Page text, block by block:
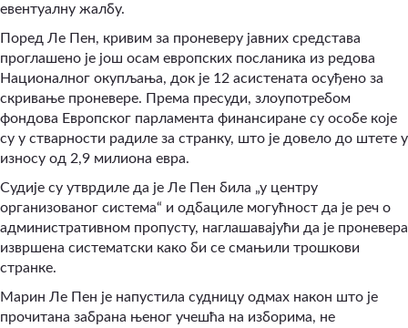
евентуалну жалбу.
Поред Ле Пен, кривим за проневеру јавних средстава
проглашено је још осам европских посланика из редова
Националног окупљања, док је 12 асистената осуђено за
скривање проневере. Према пресуди, злоупотребом
фондова Европског парламента финансиране су особе које
су у стварности радиле за странку, што је довело до штете у
износу од 2,9 милиона евра.
Судије су утврдиле да је Ле Пен била „у центру
организованог система“ и одбациле могућност да је реч о
административном пропусту, наглашавајући да је проневера
извршена систематски како би се смањили трошкови
странке.
Марин Ле Пен је напустила судницу одмах након што је
прочитана забрана њеног учешћа на изборима, не